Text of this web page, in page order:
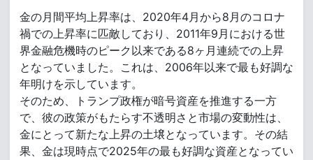
金の月間平均上昇率は、2020年4月から8月のコロナ
禍での上昇率に匹敵しており、2011年9月における世
界金融危機時のピーク以来である8ヶ月連続での上昇
となっていました。これは、2006年以来で最も好調な
年明けを示しています。
そのため、トランプ政権が暗号資産を推進する一方
で、彼の政策がもたらす不透明さと市場の変動性は、
金にとって新たな上昇の土壌となっています。その結
果、金は現時点で2025年の最も好調な資産となってい